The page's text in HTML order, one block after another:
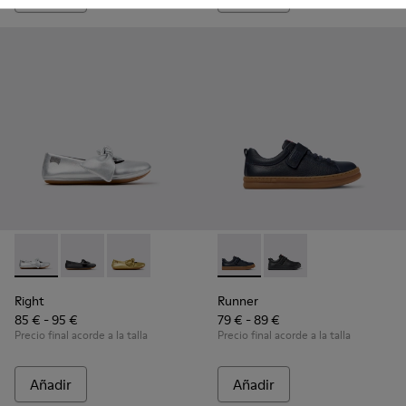
Right - K800702-002 - Bailarinas de piel grises para niños.
Right - K800702-006
Right - K800702-004
Right
85 € - 95 €
Precio final acorde a la talla
Añadir
Runner - K800319-006 -
Runner - K800319-
Runner
79 € - 89 €
Precio final acorde a la talla
Añadir